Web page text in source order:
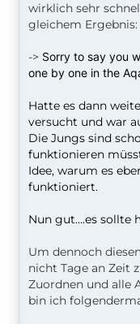
wirklich sehr
gleichem Ergebnis:
-> Sorry to say you
one by one in the
Hatte es dann
versucht und war
Die Jungs sind
funktionieren
Idee, warum es
funktioniert.
Nun gut….es sollte
Um dennoch
nicht Tage an Zeit
Zuordnen und alle
bin ich